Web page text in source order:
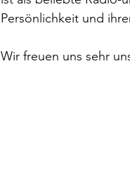
Persönlichkeit und
Wir freuen uns sehr